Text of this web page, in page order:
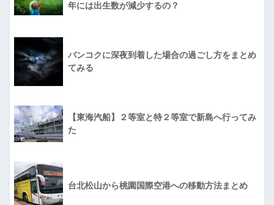
年には出生数が減少するの？
バンコクに深夜到着した場合の過ごし方をまとめ
てみる
【東海汽船】２等室と特２等室で新島へ行ってみ
た
台北松山から桃園国際空港への移動方法まとめ